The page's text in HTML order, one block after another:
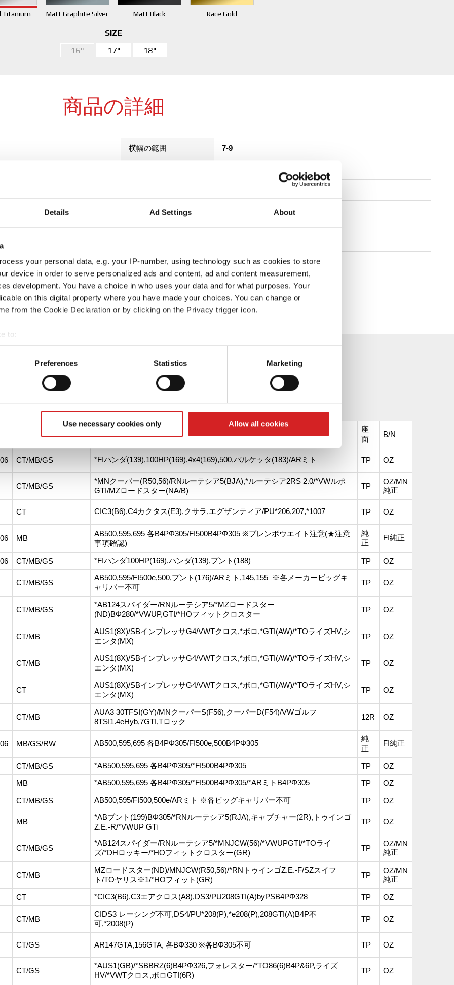
Details Ad Settings About
your personal data, e.g. your IP-number, using technology such as cookies to store
device in order to serve personalized ads and content, ad and content measurement,
development. You have a choice in who uses your data and for what purposes. Your
on this digital property where you have made your choices. You can change or
from the Cookie Declaration or by clicking on the Privacy trigger icon.
to:
geographical location which can be accurate to within several meters
scanning it for specific characteristics (fingerprinting)
personal data is processed and set your preferences in the
our site with our social media, advertising and analytics partners who may combine it with
provided to them or that they’ve collected from your use of their services.
Preferences Statistics Marketing
Use necessary cookies only Allow all cookies
Titanium Matt Graphite Silver Matt Black Race Gold
SIZE
16" 17" 18"
商品の詳細
横幅の範囲 7-9
選択した直径
製品を見つけるには
販売店を検索
カタログよりご覧いただけます。
主な装着車種 ※代表的な車種のみを掲載しています。
座
面
B/N
CT/MB/GS *FIパンダ(139),100HP(169),4x4(169),500,バルケッタ(183)/ARミト TP OZ
CT/MB/GS
*MNクーパー(R50,56)/RNルーテシア5(BJA),*ルーテシア2RS 2.0/*VWルポ
GTI/MZロードスター(NA/B)
TP
OZ/MN
純正
CT CIC3(B6),C4カクタス(E3),クサラ,エグザンティア/PU*206,207,*1007 TP OZ
MB
AB500,595,695 各B4PΦ305/FI500B4PΦ305 ※ブレンボウエイト注意(★注意
事項確認)
純
正
FI純正
CT/MB/GS *FIパンダ100HP(169),パンダ(139),プント(188) TP OZ
CT/MB/GS
AB500,595/FI500e,500,プント(176)/ARミト,145,155 ※各メーカービッグキ
ャリパー不可
TP OZ
CT/MB/GS
*AB124スパイダー/RNルーテシア5/*MZロードスター
(ND)BΦ280/*VWUP,GTI/*HOフィットクロスター
TP OZ
CT/MB
AUS1(8X)/SBインプレッサG4/VWTクロス,*ポロ,*GTI(AW)/*TOライズHV,シ
エンタ(MX)
TP OZ
CT/MB
AUS1(8X)/SBインプレッサG4/VWTクロス,*ポロ,*GTI(AW)/*TOライズHV,シ
エンタ(MX)
TP OZ
CT
AUS1(8X)/SBインプレッサG4/VWTクロス,*ポロ,*GTI(AW)/*TOライズHV,シ
エンタ(MX)
TP OZ
CT/MB
AUA3 30TFSI(GY)/MNクーパーS(F56),クーパーD(F54)/VWゴルフ
8TSI1.4eHyb,7GTI,Tロック
12R OZ
MB/GS/RW AB500,595,695 各B4PΦ305/FI500e,500B4PΦ305
純
正
FI純正
CT/MB/GS *AB500,595,695 各B4PΦ305/*FI500B4PΦ305 TP
OZ
MB *AB500,595,695 各B4PΦ305/*FI500B4PΦ305/*ARミトB4PΦ305 TP
OZ
CT/MB/GS AB500,595/FI500,500e/ARミト ※各ビッグキャリパー不可 TP OZ
MB
*ABプント(199)BΦ305/*RNルーテシア5(RJA),キャプチャー(2R),トゥインゴ
Z.E.-R/*VWUP GTi
TP OZ
CT/MB/GS
*AB124スパイダー/RNルーテシア5/*MNJCW(56)/*VWUPGTI/*TOライ
ズ/*DHロッキー/*HOフィットクロスター(GR)
TP
OZ/MN
純正
CT/MB
MZロードスター(ND)/MNJCW(R50,56)/*RNトゥインゴZ.E.-F/SZスイフ
ト/TOヤリス※1/*HOフィット(GR)
TP
OZ/MN
純正
CT *CIC3(B6),C3エアクロス(A8),DS3/PU208GTI(A)byPSB4PΦ328 TP OZ
CT/MB
CIDS3 レーシング不可,DS4/PU*208(P),*e208(P),208GTI(A)B4P不
可,*2008(P)
TP OZ
CT/GS AR147GTA,156GTA, 各BΦ330 ※各BΦ305不可 TP OZ
CT/GS
*AUS1(GB)/*SBBRZ(6)B4PΦ326,フォレスター/*TO86(6)B4P&6P,ライズ
HV/*VWTクロス,ポロGTI(6R)
TP OZ